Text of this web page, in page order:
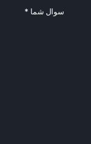
سوال شما *